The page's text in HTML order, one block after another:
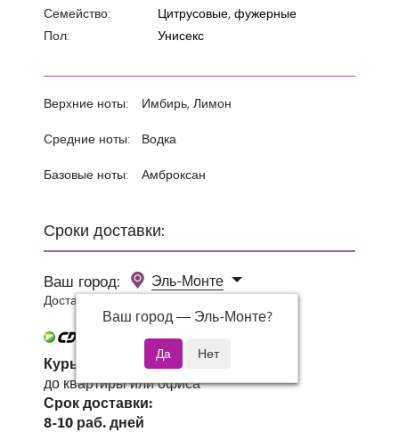
Сроки доставки:
Ваш город:
Эль-Монте
Ваш город — Эль-Монте?
Доставка 0 руб при заказе от 3000 руб.
Курьер СДЭК
до квартиры или офиса
Срок доставки:
8-10 раб. дней
Семейство:
Цитрусовые, фужерные
Пол:
Унисекс
Верхние ноты: Имбирь, Лимон
Средние ноты: Водка
Базовые ноты: Амброксан